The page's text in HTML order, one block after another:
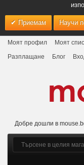
Приемам Научи
Моят профил Моят
Разплащане
Блог
Добре дошли в